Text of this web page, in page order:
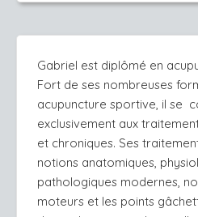
Gabriel est diplômé en
Fort de ses nombreuses
acupuncture sportive, il se
exclusivement aux
et chroniques. Ses
notions anatomiques,
pathologiques modernes,
moteurs et les points